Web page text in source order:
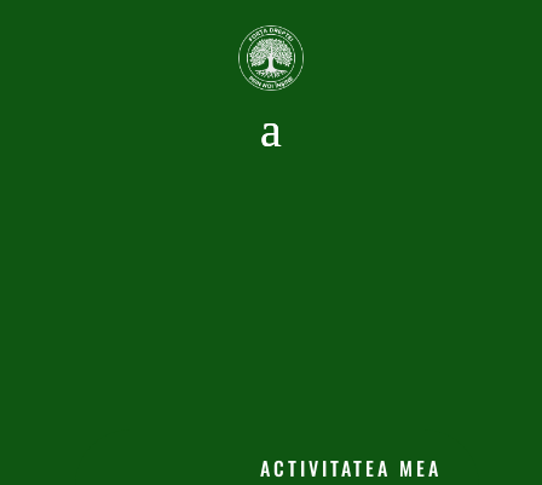
ACTIVITATEA MEA